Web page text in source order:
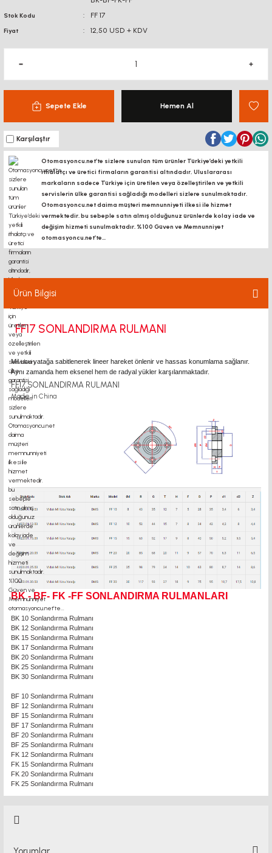
Stok Kodu FF 17
Fiyat 12,50 USD + KDV
Sepete Ekle Hemen Al
Karşılaştır
Otomasyoncu.net’te sizlere sunulan tüm ürünler Türkiye’deki yetkili
ithalatçı ve üretici firmaların garantisi altındadır, Uluslararası
markaların sadece Türkiye için üretilen veya özelleştirilen ve yetkili
servislerin ülke garantisi sağladığı modelleri sizlere sunulmaktadır.
Otomasyoncu.net daima müşteri memnunniyeti ilkesi ile hizmet
vermektedir. bu sebeple satın almış olduğunuz ürünlerde kolay iade ve
değişim hizmeti sunulmaktadır. %100 Güven ve Memnunniyet
otomasyoncu.net’te...
Ürün Bilgisi
FF17 SONLANDIRMA RULMANI
Mil ucu yatağa sabitlenerek lineer hareket önlenir ve hassas konumlama sağlanır.
Aynı zamanda hem eksenel hem de radyal yükler karşılanmaktadır.
FF17 SONLANDIRMA RULMANI
Made in China
BK - BF- FK -FF SONLANDIRMA RULMANLARI
BK 10 Sonlandırma Rulmanı
BK 12 Sonlandırma Rulmanı
BK 15 Sonlandırma Rulmanı
BK 17 Sonlandırma Rulmanı
BK 20 Sonlandırma Rulmanı
BK 25 Sonlandırma Rulmanı
BK 30 Sonlandırma Rulmanı
BF 10 Sonlandırma Rulmanı
BF 12 Sonlandırma Rulmanı
BF 15 Sonlandırma Rulmanı
BF 17 Sonlandırma Rulmanı
BF 20 Sonlandırma Rulmanı
BF 25 Sonlandırma Rulmanı
FK 12 Sonlandırma Rulmanı
FK 15 Sonlandırma Rulmanı
FK 20 Sonlandırma Rulmanı
FK 25 Sonlandırma Rulmanı